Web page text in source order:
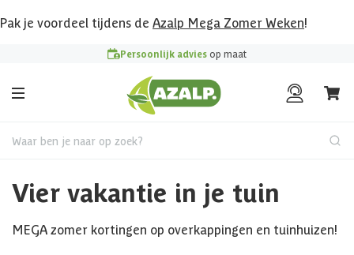
Pak je voordeel tijdens de Azalp Mega Zomer Weken!
Waar ben je naar op zoek?
Vier vakantie in je tuin
MEGA zomer kortingen op overkappingen en tuinhuizen!